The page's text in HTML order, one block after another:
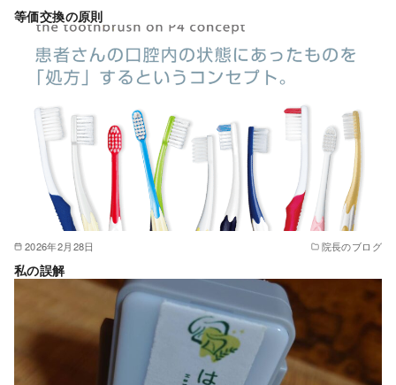
等価交換の原則
2026年2月28日 院長のブログ
私の誤解